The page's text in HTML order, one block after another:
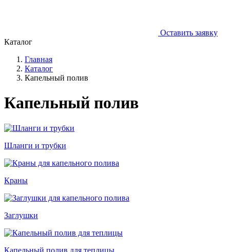
Оставить заявку
Каталог
Главная
Каталог
Капельный полив
Капельный полив
Шланги и трубки
Краны
Заглушки
Капельный полив для теплицы